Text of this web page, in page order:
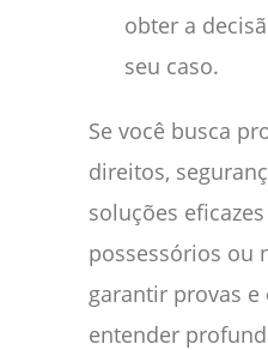
obter a
seu caso.
Se você busca
direitos,
soluções
possessórios ou
garantir provas e
entender